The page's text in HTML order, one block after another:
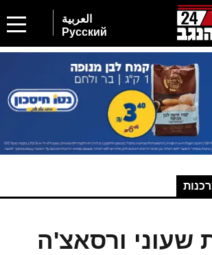
العربية
Русский
שעוני ורסאצ'ה